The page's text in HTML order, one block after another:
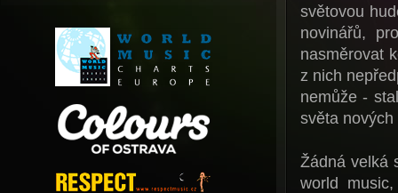
světovou
novinářů,
nasměrovat
z nich
nemůže -
světa
Žádná velká
world